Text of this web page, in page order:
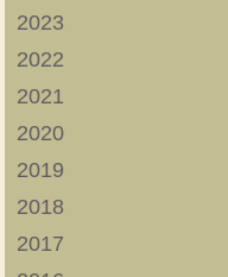
2023
2022
2021
2020
2019
2018
2017